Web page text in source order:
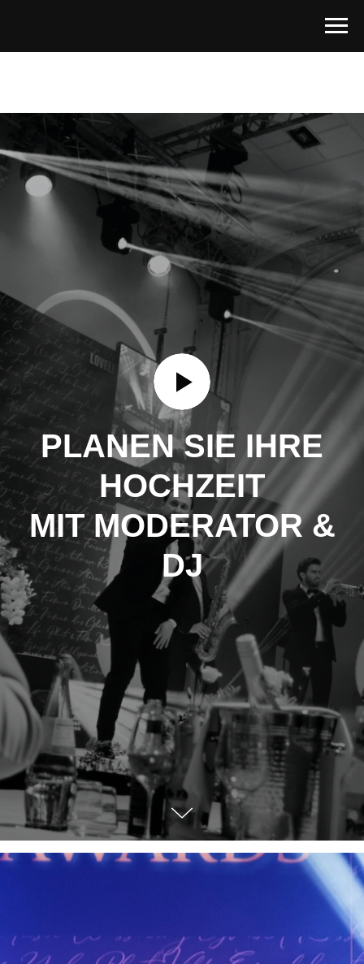
PLANEN SIE IHRE
HOCHZEIT
MIT MODERATOR &
DJ